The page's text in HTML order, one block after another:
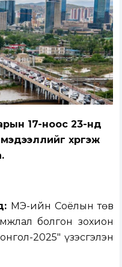
17-ноос 23-нд
хүргэж
МҮЭ-ийн Соёлын төв
болгон зохион
2025" үзэсгэлэн